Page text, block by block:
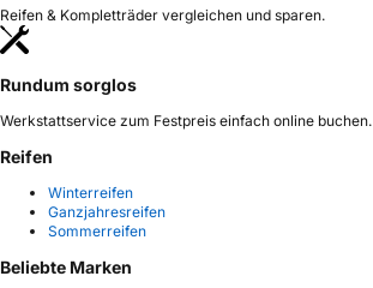
Reifen & Kompletträder vergleichen und sparen.
Rundum sorglos
Werkstattservice zum Festpreis einfach online buchen.
Reifen
Winterreifen
Ganzjahresreifen
Sommerreifen
Beliebte Marken